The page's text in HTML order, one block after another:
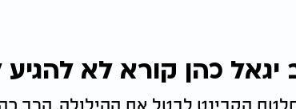
כהן קורא לא להגיע
הקבינט לבטל את ההילולה, הרב